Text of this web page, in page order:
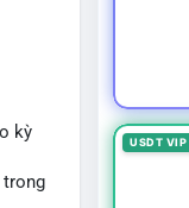
kỳ
trong
USDT